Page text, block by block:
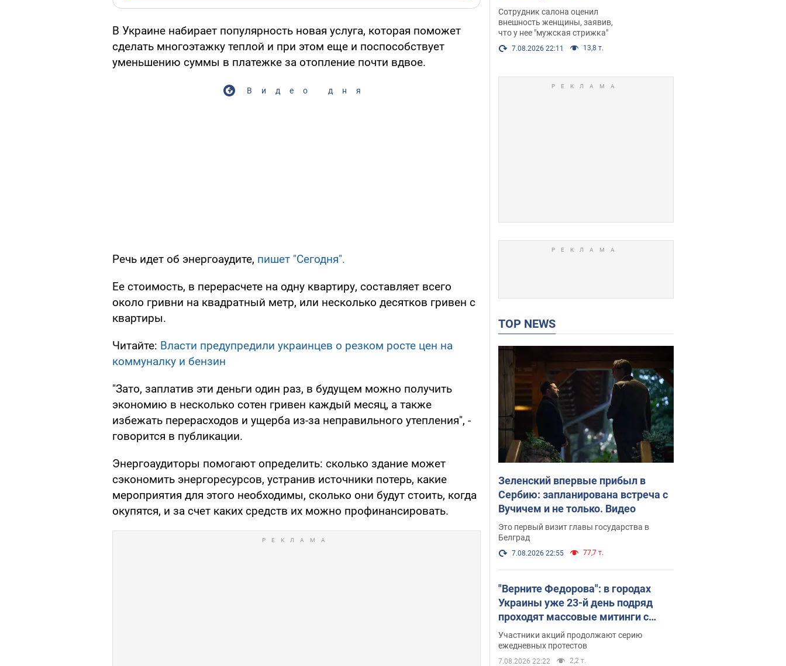
В Украине набирает популярность новая услуга, которая поможет
сделать многоэтажку теплой и при этом еще и поспособствует
уменьшению суммы в платежке за отопление почти вдвое.
Видео дня
Речь идет об энергоаудите, пишет "Сегодня".
Ее стоимость, в перерасчете на одну квартиру, составляет всего
около гривни на квадратный метр, или несколько десятков гривен с
квартиры.
Читайте: Власти предупредили украинцев о резком росте цен на
коммуналку и бензин
"Зато, заплатив эти деньги один раз, в будущем можно получить
экономию в несколько сотен гривен каждый месяц, а также
избежать перерасходов и ущерба из-за неправильного утепления", -
говорится в публикации.
Энергоаудиторы помогают определить: сколько здание может
сэкономить энергоресурсов, устранив источники потерь, какие
мероприятия для этого необходимы, сколько они будут стоить, когда
окупятся, и за счет каких средств их можно профинансировать.
оскорбил женщину
после химиотерапии,
разгорелся скандал.
Фото
Сотрудник салона оценил
внешность женщины, заявив,
что у нее "мужская стрижка"
7.08.2026 22:11 13,8 т.
TOP NEWS
Зеленский впервые прибыл в
Сербию: запланирована встреча с
Вучичем и не только. Видео
Это первый визит главы государства в
Белград
7.08.2026 22:55 77,7 т.
"Верните Федорова": в городах
Украины уже 23-й день подряд
проходят массовые митинги с
плакатами. Фото и видео
Участники акций продолжают серию
ежедневных протестов
7.08.2026 22:22 2,2 т.